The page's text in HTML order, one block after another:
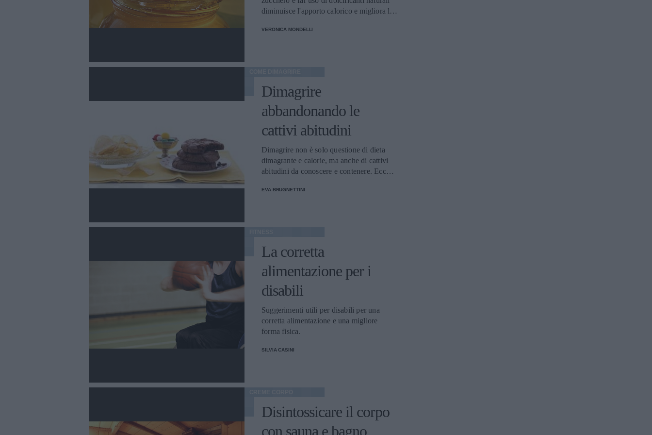
diminuisce l'apporto calorico e migliora la
VERONICA MONDELLI
Dimagrire
abbandonando le
cattivi abitudini
Dimagrire non è solo questione di dieta
dimagrante e calorie, ma anche di cattivi
abitudini da conoscere e contenere. Eccone
EVA BRUGNETTINI
La corretta
alimentazione per i
disabili
Suggerimenti utili per disabili per una
corretta alimentazione e una migliore
forma fisica.
SILVIA CASINI
Disintossicare il corpo
con sauna e bagno